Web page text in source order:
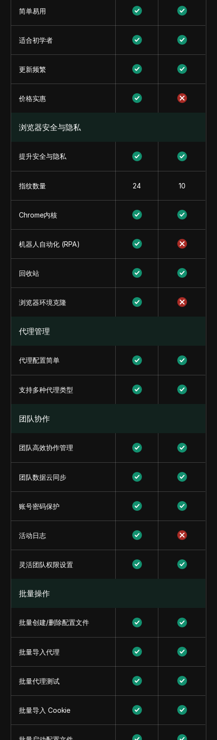
简单易用
适合初学者
更新频繁
价格实惠
浏览器安全与隐私
提升安全与隐私
指纹数量 24 10
Chrome内核
机器人自动化 (RPA)
回收站
浏览器环境克隆
代理管理
代理配置简单
支持多种代理类型
团队协作
团队高效协作管理
团队数据云同步
账号密码保护
活动日志
灵活团队权限设置
批量操作
批量创建/删除配置文件
批量导入代理
批量代理测试
批量导入 Cookie